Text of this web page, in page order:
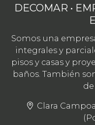
DECOMAR •
Somos una
integrales y
pisos y casas y
baños. También
Clara